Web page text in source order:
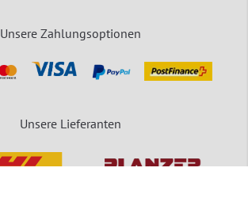
Unsere Zahlungsoptionen
Unsere Lieferanten